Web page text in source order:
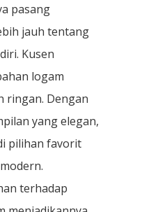
pasang
jauh tentang
Kusen
logam
ringan. Dengan
yang elegan,
pilihan favorit
terhadap